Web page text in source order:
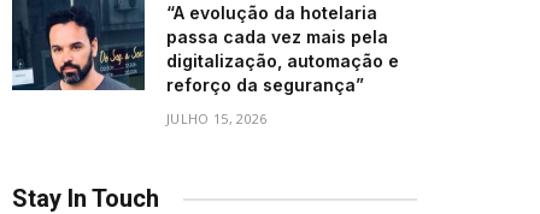
“A evolução da hotelaria
passa cada vez mais pela
digitalização, automação e
reforço da segurança”
JULHO 15, 2026
Stay In Touch